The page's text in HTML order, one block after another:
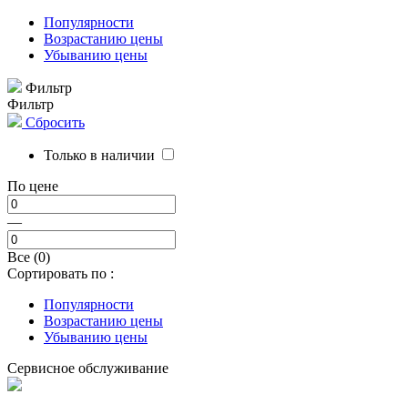
Популярности
Возрастанию цены
Убыванию цены
Фильтр
Фильтр
Сбросить
Только в наличии
По цене
—
Все (0)
Сортировать по :
Популярности
Возрастанию цены
Убыванию цены
Сервисное обслуживание